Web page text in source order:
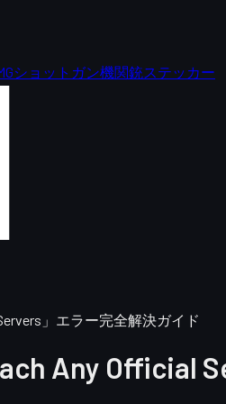
ショットガン機関銃ステッカー
」エラー完全解決ガイド
Any Official